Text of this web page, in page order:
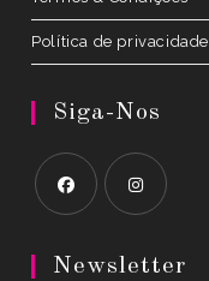
Política de privacidade
Siga-Nos
in
in
Newsletter